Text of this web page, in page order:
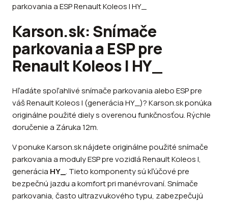
parkovania a ESP Renault Koleos I HY_
Karson.sk: Snímače
parkovania a ESP pre
Renault Koleos I HY_
Hľadáte spoľahlivé snímače parkovania alebo ESP pre
váš Renault Koleos I (generácia HY_)? Karson.sk ponúka
originálne použité diely s overenou funkčnosťou. Rýchle
doručenie a Záruka 12m.
V ponuke Karson.sk nájdete originálne použité snímače
parkovania a moduly ESP pre vozidlá Renault Koleos I,
generácia HY_ . Tieto komponenty sú kľúčové pre
bezpečnú jazdu a komfort pri manévrovaní. Snímače
parkovania, často ultrazvukového typu, zabezpečujú